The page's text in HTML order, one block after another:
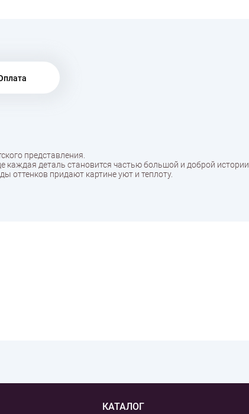
представления.
каждая деталь становится частью большой и доброй истории.
оттенков придают картине уют и теплоту.
КАТАЛОГ